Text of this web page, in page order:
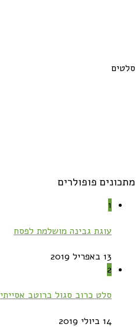
סלטים
מתכונים פופולרים
1
עוגת גבינה מושלמת לפסח
13 באפריל 2019
2
סלט כרוב סגול ברוטב אסייתי
14 ביולי 2019